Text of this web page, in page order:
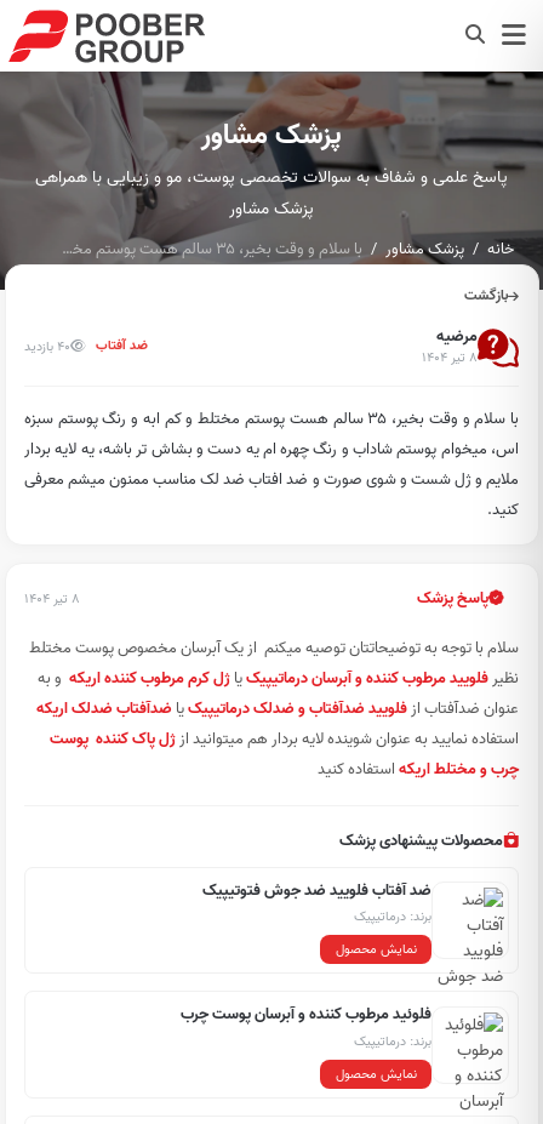
پزشک مشاور
پاسخ علمی و شفاف به سوالات تخصصی پوست، مو و زیبایی با همراهی
پزشک مشاور
خانه پزشک مشاور با سلام و وقت بخیر، ۳۵ سالم هست پوستم مختلط و کم ابه و رنگ پ...
بازگشت
مرضیه
۸ تیر ۱۴۰۴
ضد آفتاب 40 بازدید
با سلام و وقت بخیر، ۳۵ سالم هست پوستم مختلط و کم ابه و رنگ پوستم سبزه
اس، میخوام پوستم شاداب و رنگ چهره ام یه دست و بشاش تر باشه، یه لایه بردار
ملایم و ژل شست و شوی صورت و ضد افتاب ضد لک مناسب ممنون میشم معرفی
کنید.
پاسخ پزشک ۸ تیر ۱۴۰۴
سلام با توجه به توضیحاتتان توصیه میکنم از یک آبرسان مخصوص پوست مختلط
نظیرفلویید مرطوب کننده و آبرسان درماتیپیکیاژل کرم مرطوب کننده اریکهو به
عنوان ضدآفتاب ازفلویید ضدآفتاب و ضدلک درماتیپیکیا ضدآفتاب ضدلک اریکه
استفاده نمایید به عنوان شوینده لایه بردار هم میتوانید ازژل پاک کننده پوست
چرب و مختلط اریکهاستفاده کنید
محصولات پیشنهادی پزشک
ضد آفتاب فلویید ضد جوش فتوتیپیک
برند: درماتیپیک
نمایش محصول
فلوئید مرطوب کننده و آبرسان پوست چرب
برند: درماتیپیک
نمایش محصول